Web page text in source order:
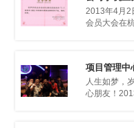
佳创新软件
件V1.0获得
活动